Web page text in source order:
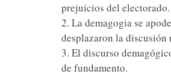
prejuicios del electorado.
2. La demagogia se
desplazaron la discusión
3. El discurso
de fundamento.